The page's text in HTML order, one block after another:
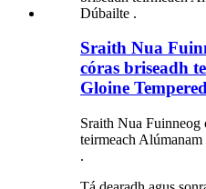
Sraith Nua
córas briseadh
Gloine
Sraith Nua Fuinneog
teirmeach
.